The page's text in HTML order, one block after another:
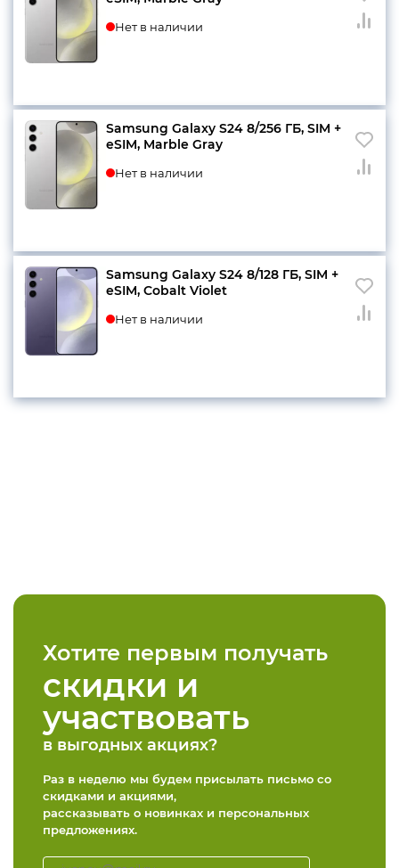
Нет в наличии
Samsung Galaxy S24 8/256 ГБ, SIM +
eSIM, Marble Gray
Нет в наличии
Samsung Galaxy S24 8/128 ГБ, SIM +
eSIM, Cobalt Violet
Нет в наличии
Хотите первым получать
скидки и
участвовать
в выгодных акциях?
Раз в неделю мы будем присылать письмо со
скидками и акциями,
рассказывать о новинках и персональных
предложениях.